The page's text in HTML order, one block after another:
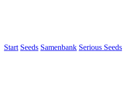
Start Seeds Samenbank Serious Seeds